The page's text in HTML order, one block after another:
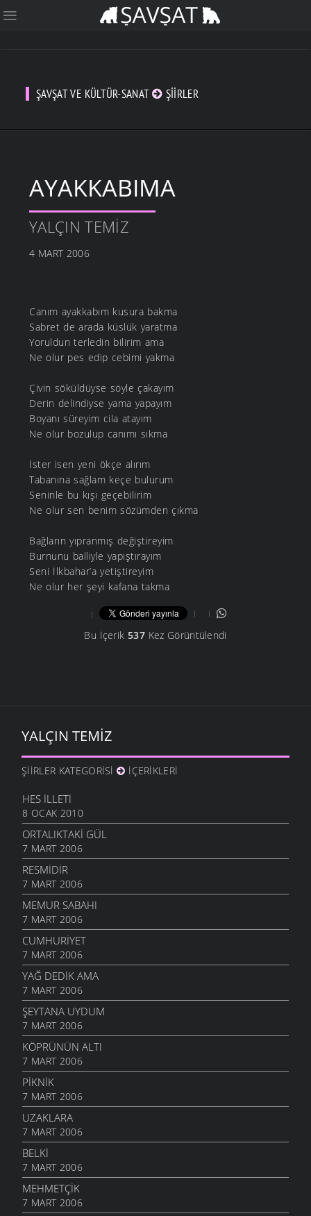
ŞAVŞAT VE KÜLTÜR-SANAT ŞIIRLER
AYAKKABIMA
YALÇIN TEMIZ
4 MART 2006
Canım ayakkabım kusura bakma
Sabret de arada küslük yaratma
Yoruldun terledin bilirim ama
Ne olur pes edip cebimi yakma
Çivin söküldüyse söyle çakayım
Derin delindiyse yama yapayım
Boyanı süreyim cila atayım
Ne olur bozulup canımı sıkma
İster isen yeni ökçe alırım
Tabanına sağlam keçe bulurum
Seninle bu kışı geçebilirim
Ne olur sen benim sözümden çıkma
Bağların yıpranmış değiştireyim
Burnunu balliyle yapıştırayım
Seni İlkbahar’a yetiştireyim
Ne olur her şeyi kafana takma
Bu İçerik 537Kez Görüntülendi
YALÇIN TEMIZ
ŞIIRLER KATEGORISI İÇERIKLERI
HES İLLETI
8 OCAK 2010
ORTALIKTAKI GÜL
7 MART 2006
RESMIDIR
7 MART 2006
MEMUR SABAHI
7 MART 2006
CUMHURIYET
7 MART 2006
YAĞ DEDIK AMA
7 MART 2006
ŞEYTANA UYDUM
7 MART 2006
KÖPRÜNÜN ALTI
7 MART 2006
PIKNIK
7 MART 2006
UZAKLARA
7 MART 2006
BELKI
7 MART 2006
MEHMETÇIK
7 MART 2006